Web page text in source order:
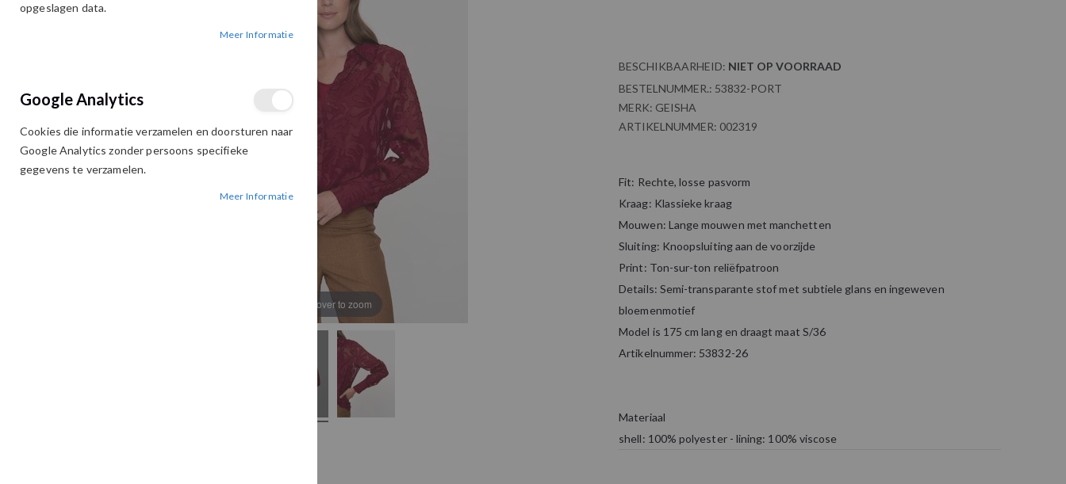
Hover to zoom
BESCHIKBAARHEID: NIET OP VOORRAAD
BESTELNUMMER.: 53832-PORT
MERK: GEISHA
ARTIKELNUMMER: 002319
Fit: Rechte, losse pasvorm
Kraag: Klassieke kraag
Mouwen: Lange mouwen met manchetten
Sluiting: Knoopsluiting aan de voorzijde
Print: Ton-sur-ton reliëfpatroon
Details: Semi-transparante stof met subtiele glans en ingeweven
bloemenmotief
Model is 175 cm lang en draagt maat S/36
Artikelnummer: 53832-26
Materiaal
shell: 100% polyester - lining: 100% viscose
opgeslagen data.
Meer Informatie
Google Analytics
Cookies die informatie verzamelen en doorsturen naar
Google Analytics zonder persoons specifieke
gegevens te verzamelen.
Meer Informatie